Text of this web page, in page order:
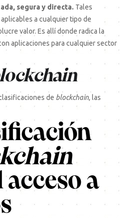
segura y directa. Tales
a cualquier tipo de
valor. Es allí donde radica la
aplicaciones para cualquier sector
de blockchain, las
acceso a